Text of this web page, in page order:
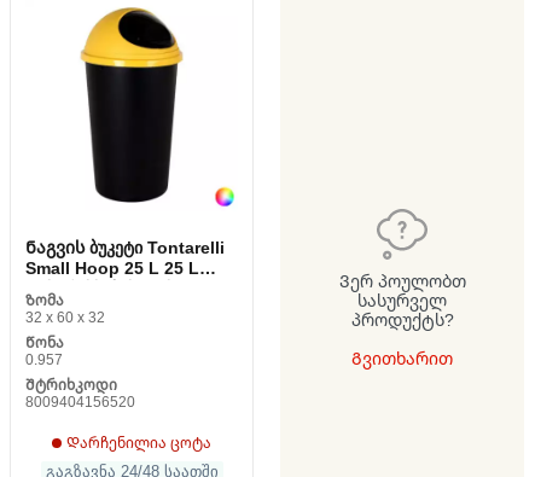
Ნაგვის ბუკეტი Tontarelli
Small Hoop 25 L 25 L
დახარისხებისთვის
Ზომა
32 x 60 x 32
Წონა
0.957
Შტრიხკოდი
8009404156520
Დარჩენილია ცოტა
გაგზავნა 24/48 საათში
Ვერ პოულობთ
სასურველ
პროდუქტს?
Გვითხარით